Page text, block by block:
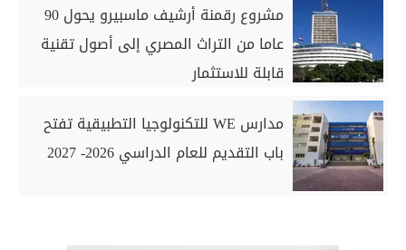
مشروع رقمنة أرشيف ماسبيرو يحول 90
عاما من التراث المصري إلى أصول تقنية
قابلة للاستثمار
مدارس WE للتكنولوجيا التطبيقية تفتح
باب التقديم للعام الدراسي 2026- 2027